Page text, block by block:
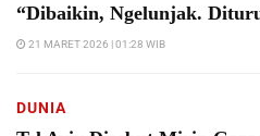
“Dibaikin, Ngelunjak.
21 MARET 2026 | 01:28 WIB
DUNIA